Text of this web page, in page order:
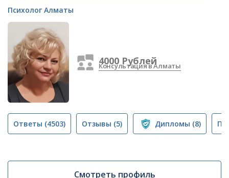
Психолог Алматы
4000 Рублей
Консультация в Алматы
Ответы (4503) Отзывы (5) Дипломы (8)
Смотреть профиль